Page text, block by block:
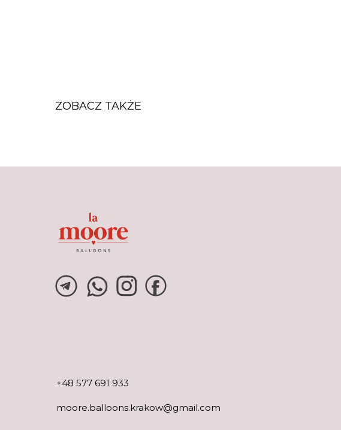
ZOBACZ TAKŻE
+48 577 691 933
moore.balloons.krakow@gmail.com